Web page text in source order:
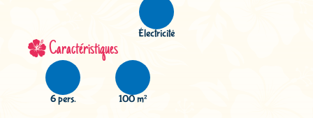
Électricité
Caractéristiques
6 pers. 100 m²